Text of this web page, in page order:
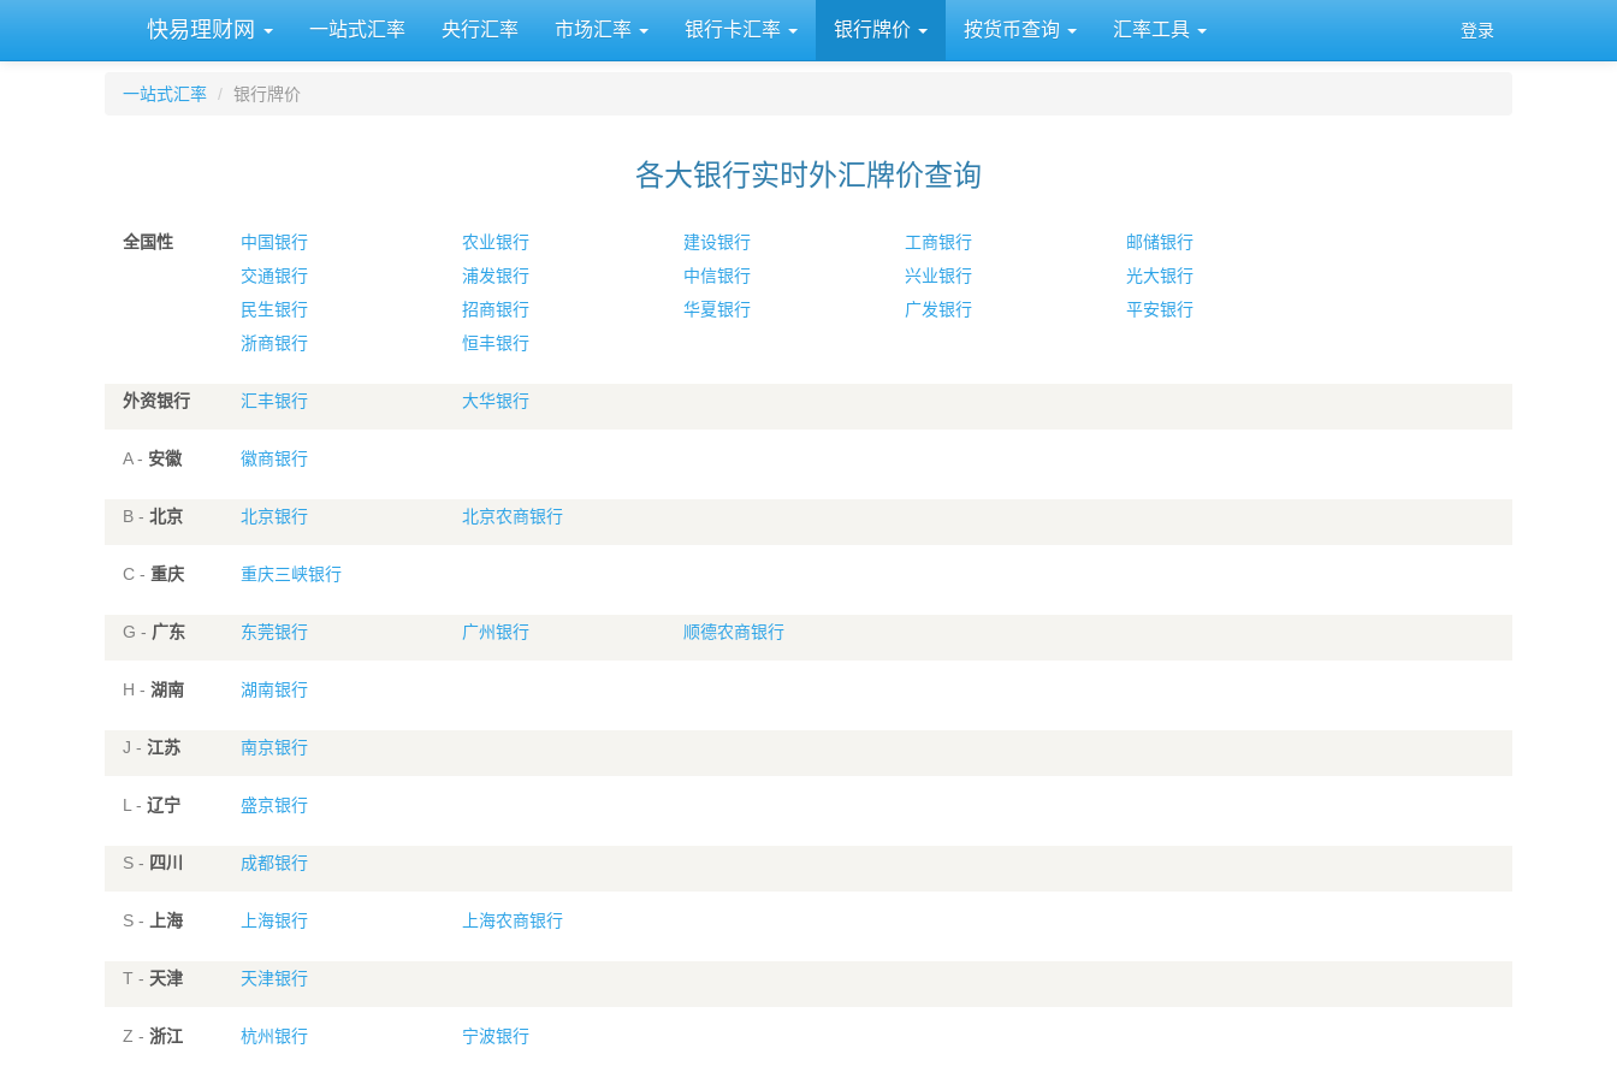
快易理财网 一站式汇率 央行汇率 市场汇率 银行卡汇率 银行牌价 按货币查询 汇率工具 登录
一站式汇率 银行牌价
各大银行实时外汇牌价查询
全国性 中国银行 农业银行 建设银行 工商银行
邮储银行
交通银行
浦发银行 中信银行 兴业银行
光大银行
民生银行
招商银行 华夏银行 广发银行
平安银行
浙商银行
恒丰银行
外资银行 汇丰银行 大华银行
A - 安徽 徽商银行
B - 北京 北京银行 北京农商银行
C - 重庆 重庆三峡银行
G - 广东 东莞银行 广州银行 顺德农商银行
H - 湖南 湖南银行
J - 江苏 南京银行
L - 辽宁 盛京银行
S - 四川 成都银行
S - 上海 上海银行 上海农商银行
T - 天津 天津银行
Z - 浙江 杭州银行 宁波银行